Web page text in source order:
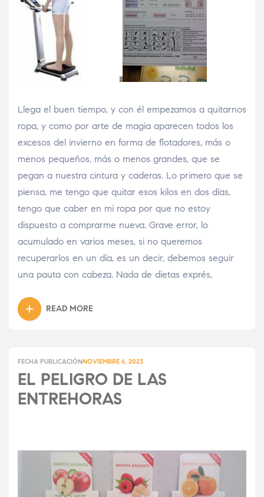
Llega el buen tiempo, y con él empezamos a quitarnos
ropa, y como por arte de magia aparecen todos los
excesos del invierno en forma de flotadores, más o
menos pequeños, más o menos grandes, que se
pegan a nuestra cintura y caderas. Lo primero que se
piensa, me tengo que quitar esos kilos en dos días,
tengo que caber en mi ropa por que no estoy
dispuesto a comprarme nueva. Grave error, lo
acumulado en varios meses, si no queremos
recuperarlos en un día, es un decir, debemos seguir
una pauta con cabeza. Nada de dietas exprés,
READ MORE
FECHA PUBLICACIÓNNOVIEMBRE 6, 2023
EL PELIGRO DE LAS
ENTREHORAS